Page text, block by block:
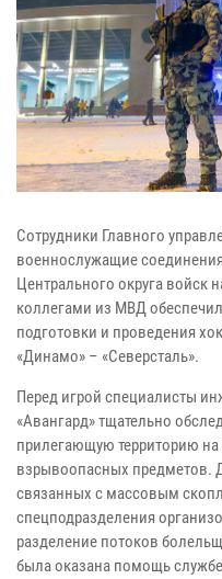
Сотрудники Главного
военнослужащие
Центрального округа войск
коллегами из МВД
подготовки и проведения
«Динамо» – «Северсталь».
Перед игрой специалисты
«Авангард» тщательно
прилегающую территорию
взрывоопасных предметов.
связанных с массовым
спецподразделения
разделение потоков
была оказана помощь